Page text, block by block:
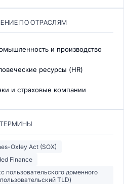
ПО ОТРАСЛЯМ
и производство
ресурсы (HR)
и страховые компании
Oxley Act (SOX)
Finance
пользовательского доменного
TLD)